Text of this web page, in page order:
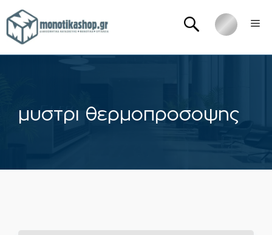
Μετάβαση
σε
περιεχόμενο
μυστρι θερμοπροσοψης